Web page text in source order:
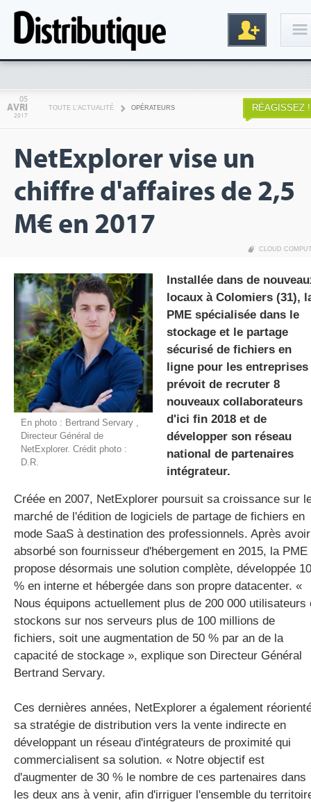
gratuite
05
AVRI
2017
TOUTE L'ACTUALITÉ OPÉRATEURS RÉAGISSEZ !
NetExplorer vise un
chiffre d'affaires de 2,5
M€ en 2017
CLOUD
En photo : Bertrand Servary ,
Directeur Général de
NetExplorer. Crédit photo :
D.R.
Installée dans de
locaux à Colomiers (31),
PME spécialisée dans le
stockage et le partage
sécurisé de fichiers en
ligne pour les entreprises
prévoit de recruter 8
nouveaux collaborateurs
d'ici fin 2018 et de
développer son réseau
national de partenaires
intégrateur.
Créée en 2007, NetExplorer poursuit sa croissance sur
marché de l'édition de logiciels de partage de fichiers en
mode SaaS à destination des professionnels. Après avoir
absorbé son fournisseur d'hébergement en 2015, la PME
propose désormais une solution complète, développée
% en interne et hébergée dans son propre datacenter. «
Nous équipons actuellement plus de 200 000 utilisateurs
stockons sur nos serveurs plus de 100 millions de
fichiers, soit une augmentation de 50 % par an de la
capacité de stockage », explique son Directeur Général
Bertrand Servary.
Ces dernières années, NetExplorer a également
sa stratégie de distribution vers la vente indirecte en
développant un réseau d'intégrateurs de proximité qui
commercialisent sa solution. « Notre objectif est
d'augmenter de 30 % le nombre de ces partenaires dans
les deux ans à venir, afin d'irriguer l'ensemble du